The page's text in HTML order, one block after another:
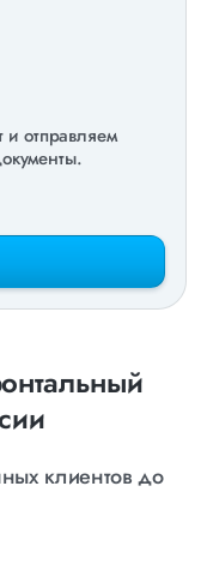
и отправляем
клиентов до